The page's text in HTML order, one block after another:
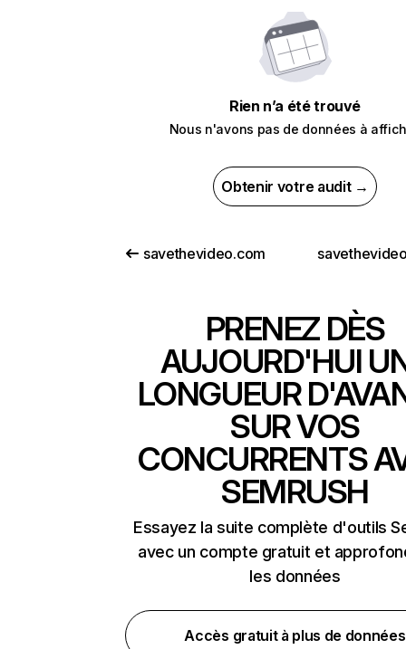
Rien n’a été trouvé
Nous n'avons pas de données à
Obtenir votre audit →
savethevideo.com
PRENEZ DÈS
AUJOURD'HUI
LONGUEUR
SUR VOS
CONCURRENTS
SEMRUSH
Essayez la suite complète d'outils
avec un compte gratuit et
les données
Accès gratuit à plus de données